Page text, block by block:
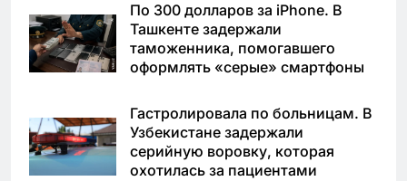
По 300 долларов за iPhone. В
Ташкенте задержали
таможенника, помогавшего
оформлять «серые» смартфоны
Гастролировала по больницам. В
Узбекистане задержали
серийную воровку, которая
охотилась за пациентами